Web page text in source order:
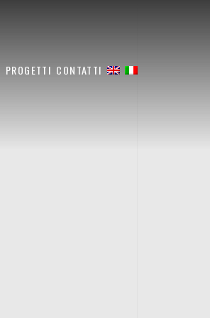
PROGETTI CONTATTI